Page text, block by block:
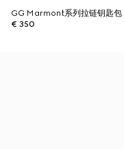
GG Marmont系列拉链钥匙包
€ 350